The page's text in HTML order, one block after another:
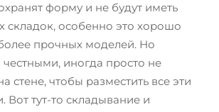
форму и не будут иметь
особенно это хорошо
прочных моделей. Но
иногда просто не
стене, чтобы разместить все эти
Вот тут-то складывание и